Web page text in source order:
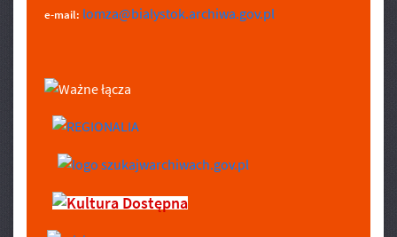
e-mail: lomza@bialystok.archiwa.gov.pl